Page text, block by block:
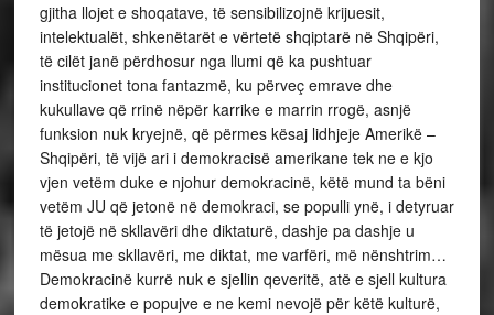
gjitha llojet e shoqatave, të sensibilizojnë krijuesit,
intelektualët, shkenëtarët e vërtetë shqiptarë në Shqipëri,
të cilët janë përdhosur nga llumi që ka pushtuar
institucionet tona fantazmë, ku përveç emrave dhe
kukullave që rrinë nëpër karrike e marrin rrogë, asnjë
funksion nuk kryejnë, që përmes kësaj lidhjeje Amerikë –
Shqipëri, të vijë ari i demokracisë amerikane tek ne e kjo
vjen vetëm duke e njohur demokracinë, këtë mund ta bëni
vetëm JU që jetonë në demokraci, se populli ynë, i detyruar
të jetojë në skllavëri dhe diktaturë, dashje pa dashje u
mësua me skllavëri, me diktat, me varfëri, më nënshtrim…
Demokracinë kurrë nuk e sjellin qeveritë, atë e sjell kultura
demokratike e popujve e ne kemi nevojë për këtë kulturë,